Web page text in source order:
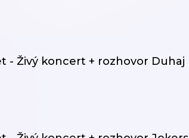
- Živý koncert + rozhovor Duhaj